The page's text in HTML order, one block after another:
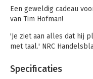
Een geweldig cadeau
van Tim Hofman!
'Je ziet aan alles dat hij
met taal.' NRC
Er was gelukkig nog
eerste bundel Gedichten
Specificaties